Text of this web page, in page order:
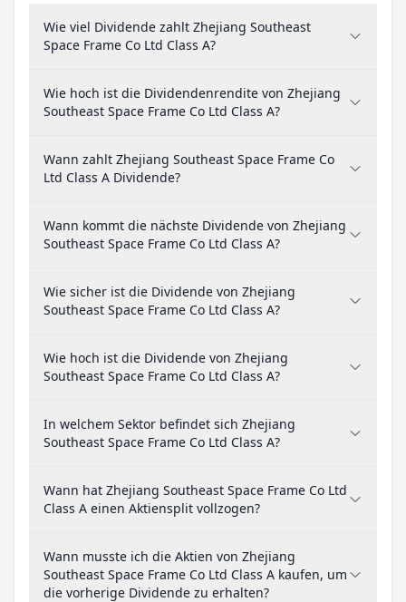
Wie viel Dividende zahlt Zhejiang Southeast
Space Frame Co Ltd Class A?
Wie hoch ist die Dividendenrendite von Zhejiang
Southeast Space Frame Co Ltd Class A?
Wann zahlt Zhejiang Southeast Space Frame Co
Ltd Class A Dividende?
Wann kommt die nächste Dividende von Zhejiang
Southeast Space Frame Co Ltd Class A?
Wie sicher ist die Dividende von Zhejiang
Southeast Space Frame Co Ltd Class A?
Wie hoch ist die Dividende von Zhejiang
Southeast Space Frame Co Ltd Class A?
In welchem Sektor befindet sich Zhejiang
Southeast Space Frame Co Ltd Class A?
Wann hat Zhejiang Southeast Space Frame Co Ltd
Class A einen Aktiensplit vollzogen?
Wann musste ich die Aktien von Zhejiang
Southeast Space Frame Co Ltd Class A kaufen, um
die vorherige Dividende zu erhalten?